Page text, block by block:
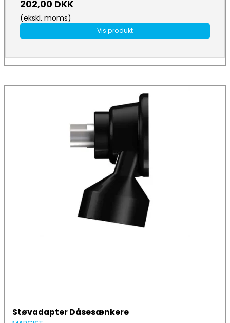
202,00 DKK
(ekskl. moms)
Vis produkt
Støvadapter Dåsesænkere